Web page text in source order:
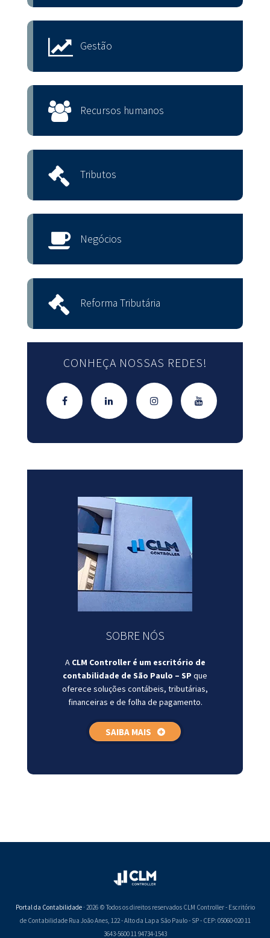
Gestão
Recursos humanos
Tributos
Negócios
Reforma Tributária
CONHEÇA NOSSAS REDES!
SOBRE NÓS
A CLM Controller é um escritório de
contabilidade de São Paulo – SP que
oferece soluções contábeis, tributárias,
financeiras e de folha de pagamento.
SAIBA MAIS
Portal da Contabilidade· 2026 © Todos os direitos reservados CLM Controller - Escritório
de Contabilidade Rua João Anes, 122 - Alto da Lapa São Paulo - SP - CEP: 05060-020 11
3643-5600 11 94734-1543